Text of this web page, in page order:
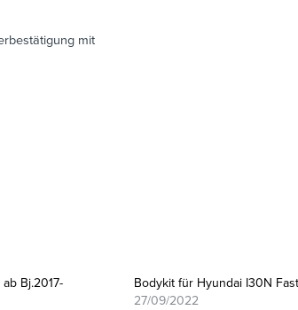
mit
Bj.2017-
Bodykit für Hyundai I30N
27/09/2022